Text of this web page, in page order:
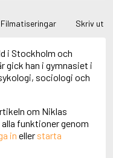
Filmatiseringar Skriv ut
i Stockholm och
gick han i gymnasiet i
sociologi och
om Niklas
funktioner genom
in eller starta